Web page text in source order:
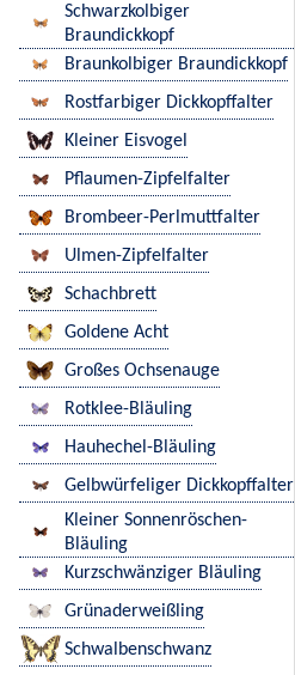
Schwarzkolbiger
Braundickkopf
Braunkolbiger Braundickkopf
Rostfarbiger Dickkopffalter
Kleiner Eisvogel
Pflaumen-Zipfelfalter
Brombeer-Perlmuttfalter
Ulmen-Zipfelfalter
Schachbrett
Goldene Acht
Großes Ochsenauge
Rotklee-Bläuling
Hauhechel-Bläuling
Gelbwürfeliger Dickkopffalter
Kleiner Sonnenröschen-
Bläuling
Kurzschwänziger Bläuling
Grünaderweißling
Schwalbenschwanz